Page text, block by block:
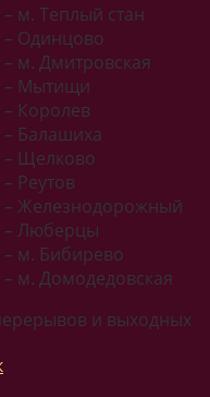
– м. Теплый стан
– Одинцово
– м. Дмитровская
– Мытищи
– Королев
– Балашиха
– Щелково
– Реутов
– Железнодорожный
– Люберцы
– м. Бибирево
– м. Домодедовская
и выходных